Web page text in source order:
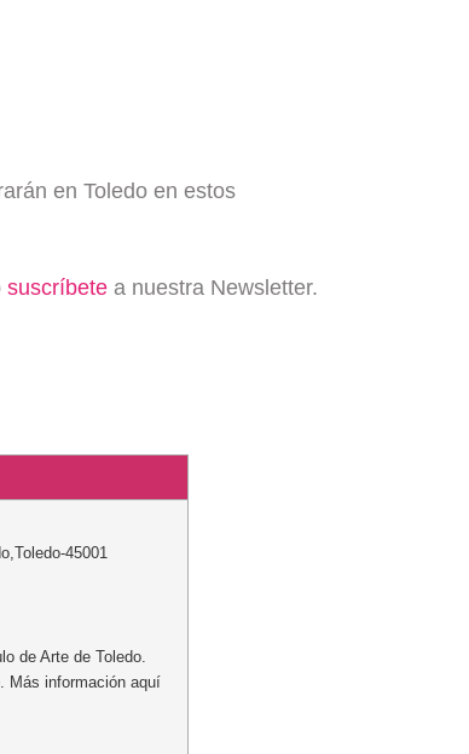
en Toledo en estos
suscríbete a nuestra Newsletter.
,Toledo-45001
de Arte de Toledo.
Más información aquí